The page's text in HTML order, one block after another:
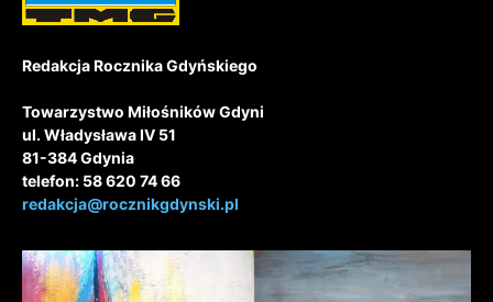
Redakcja Rocznika Gdyńskiego
Towarzystwo Miłośników Gdyni
ul. Władysława IV 51
81-384 Gdynia
telefon: 58 620 74 66
redakcja@rocznikgdynski.pl